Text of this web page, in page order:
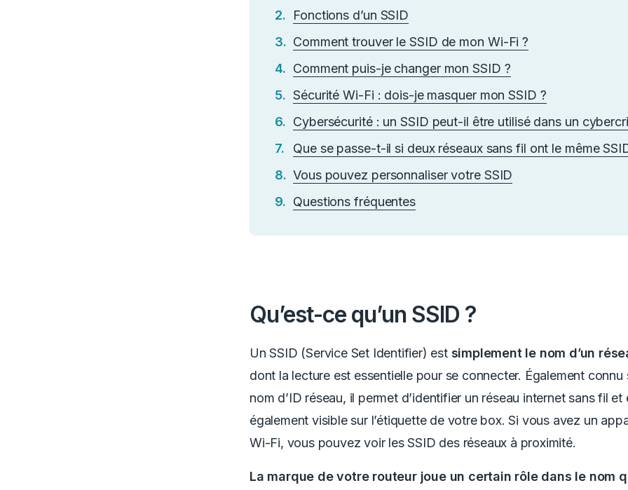
Fonctions d’un SSID
Comment trouver le SSID de mon Wi-Fi ?
Comment puis-je changer mon SSID ?
Sécurité Wi-Fi : dois-je masquer mon SSID ?
Cybersécurité : un SSID peut-il être utilisé dans un
Que se passe-t-il si deux réseaux sans fil ont le même
Vous pouvez personnaliser votre SSID
Questions fréquentes
Qu’est-ce qu’un SSID ?
Un SSID (Service Set Identifier) est simplement le nom d’un
dont la lecture est essentielle pour se connecter. Également connu
nom d’ID réseau, il permet d’identifier un réseau internet sans fil et
également visible sur l’étiquette de votre box. Si vous avez un
Wi-Fi, vous pouvez voir les SSID des réseaux à proximité.
La marque de votre routeur joue un certain rôle dans le nom